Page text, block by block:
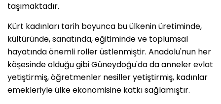
taşımaktadır.
Kürt kadınları tarih boyunca bu ülkenin üretiminde,
kültüründe, sanatında, eğitiminde ve toplumsal
hayatında önemli roller üstlenmiştir. Anadolu'nun her
köşesinde olduğu gibi Güneydoğu'da da anneler evlat
yetiştirmiş, öğretmenler nesiller yetiştirmiş, kadınlar
emekleriyle ülke ekonomisine katkı sağlamıştır.